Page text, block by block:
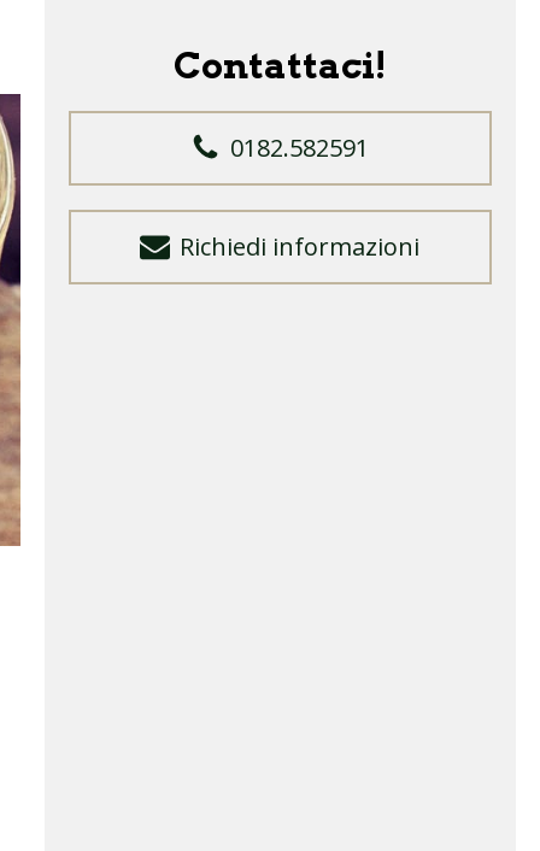
Contattaci!
0182.582591
Richiedi informazioni